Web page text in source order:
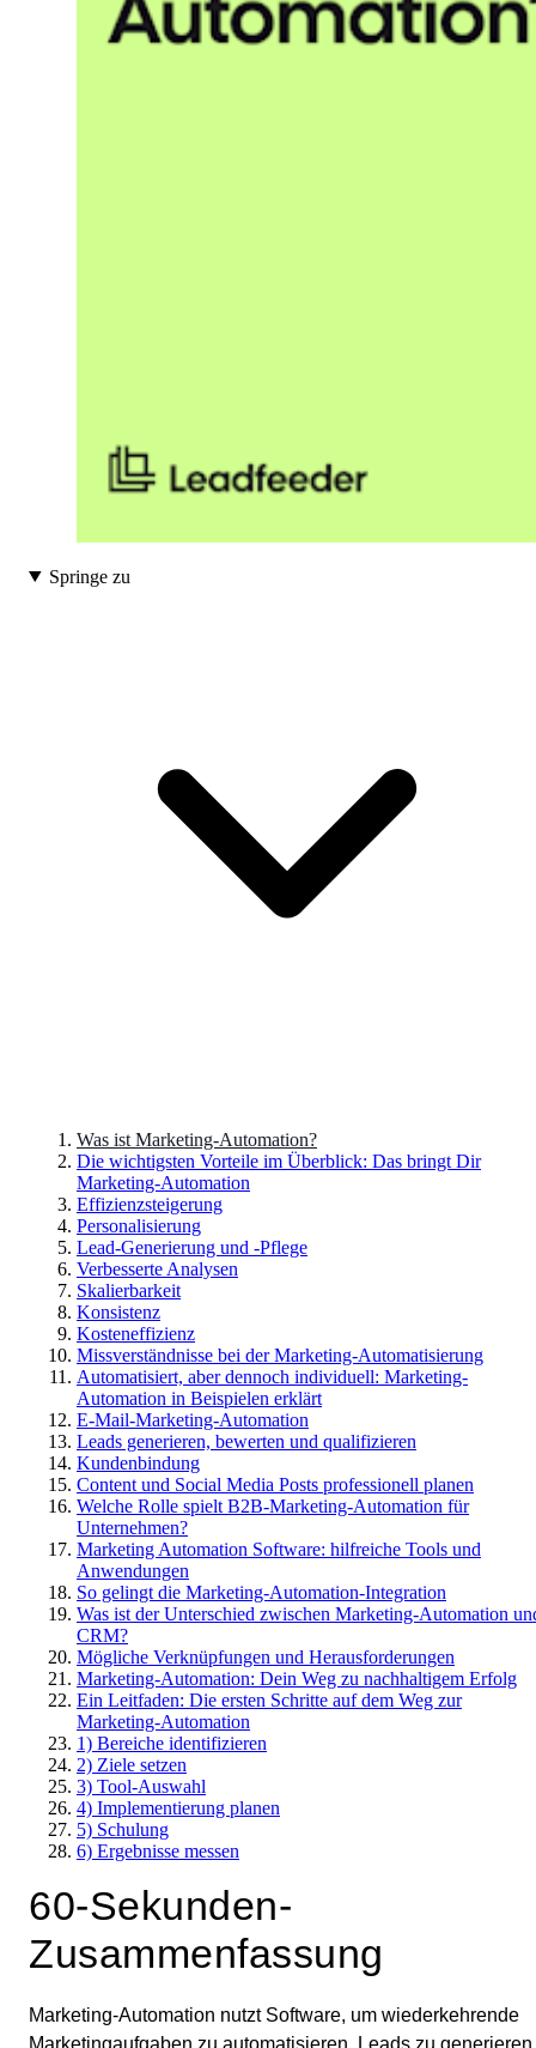
Springe zu
Was ist Marketing-Automation?
Die wichtigsten Vorteile im Überblick: Das bringt Dir
Marketing-Automation
Effizienzsteigerung
Personalisierung
Lead-Generierung und -Pflege
Verbesserte Analysen
Skalierbarkeit
Konsistenz
Kosteneffizienz
Missverständnisse bei der Marketing-Automatisierung
Automatisiert, aber dennoch individuell: Marketing-
Automation in Beispielen erklärt
E-Mail-Marketing-Automation
Leads generieren, bewerten und qualifizieren
Kundenbindung
Content und Social Media Posts professionell planen
Welche Rolle spielt B2B-Marketing-Automation für
Unternehmen?
Marketing Automation Software: hilfreiche Tools und
Anwendungen
So gelingt die Marketing-Automation-Integration
Was ist der Unterschied zwischen Marketing-Automation
CRM?
Mögliche Verknüpfungen und Herausforderungen
Marketing-Automation: Dein Weg zu nachhaltigem Erfolg
Ein Leitfaden: Die ersten Schritte auf dem Weg zur
Marketing-Automation
1) Bereiche identifizieren
2) Ziele setzen
3) Tool-Auswahl
4) Implementierung planen
5) Schulung
6) Ergebnisse messen
60-Sekunden-
Zusammenfassung
Marketing-Automation nutzt Software, um wiederkehrende
Marketingaufgaben zu automatisieren, Leads zu generieren